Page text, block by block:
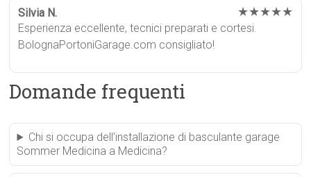
Silvia N. ★★★★★
Esperienza eccellente, tecnici preparati e cortesi.
BolognaPortoniGarage.com consigliato!
Domande frequenti
Chi si occupa dell’installazione di basculante garage
Sommer Medicina a Medicina?